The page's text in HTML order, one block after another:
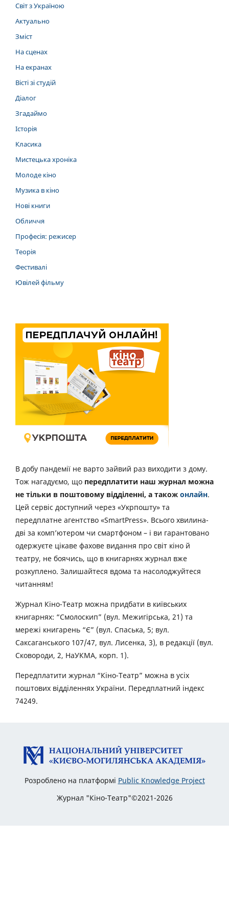
Світ з Україною
Актуально
Зміст
На сценах
На екранах
Вісті зі студій
Діалог
Згадаймо
Історія
Класика
Мистецька хроніка
Молоде кіно
Музика в кіно
Нові книги
Обличчя
Професія: режисер
Теорія
Фестивалі
Ювілей фільму
В добу пандемії не варто зайвий раз виходити з дому.
Тож нагадуємо, що передплатити наш журнал можна
не тільки в поштовому відділенні, а також онлайн.
Цей сервіс доступний через «Укрпошту» та
передплатне агентство «SmartPress». Всього хвилина-
дві за комп’ютером чи смартфоном – і ви гарантовано
одержуєте цікаве фахове видання про світ кіно й
театру, не боячись, що в книгарнях журнал вже
розкуплено. Залишайтеся вдома та насолоджуйтеся
читанням!
Журнал Кіно-Театр можна придбати в київських
книгарнях: “Смолоскип” (вул. Межигірська, 21) та
мережі книгарень “Є” (вул. Спаська, 5; вул.
Саксаганського 107/47, вул. Лисенка, 3), в редакції (вул.
Сковороди, 2, НаУКМА, корп. 1).
Передплатити журнал “Кіно-Театр” можна в усіх
поштових відділеннях України. Передплатний індекс
74249.
Розроблено на платформі Public Knowledge Project
Журнал "Кіно-Театр"©2021-2026